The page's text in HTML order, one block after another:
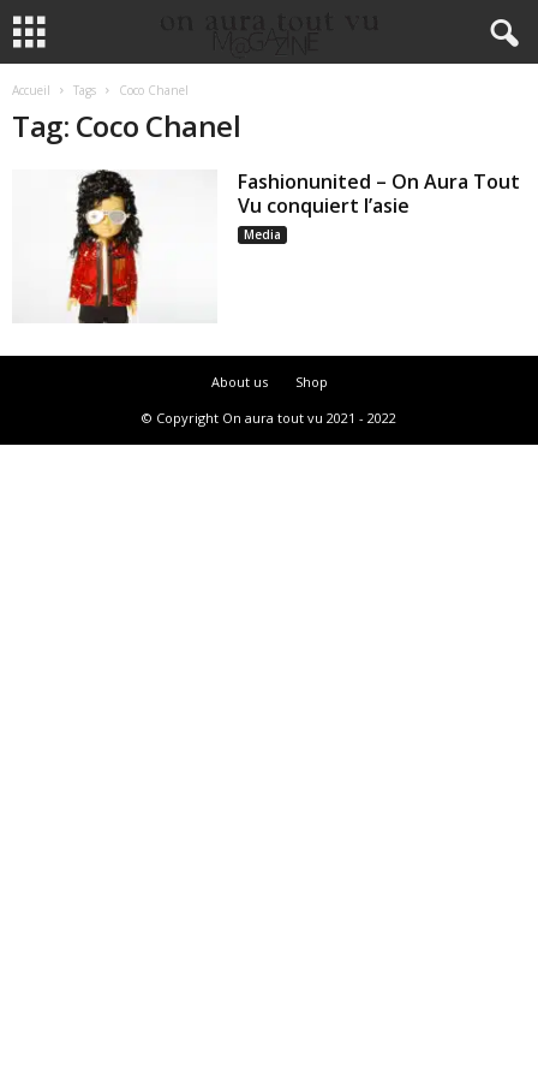
Accueil Tags Coco Chanel
Tag: Coco Chanel
Fashionunited – On Aura Tout
Vu conquiert l’asie
Media
About us
Shop
© Copyright On aura tout vu 2021 - 2022